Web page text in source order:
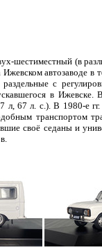
шестиместный (в
автозаводе
с
в
67 л. с.). В 1980-е
транспортом
своё седаны и